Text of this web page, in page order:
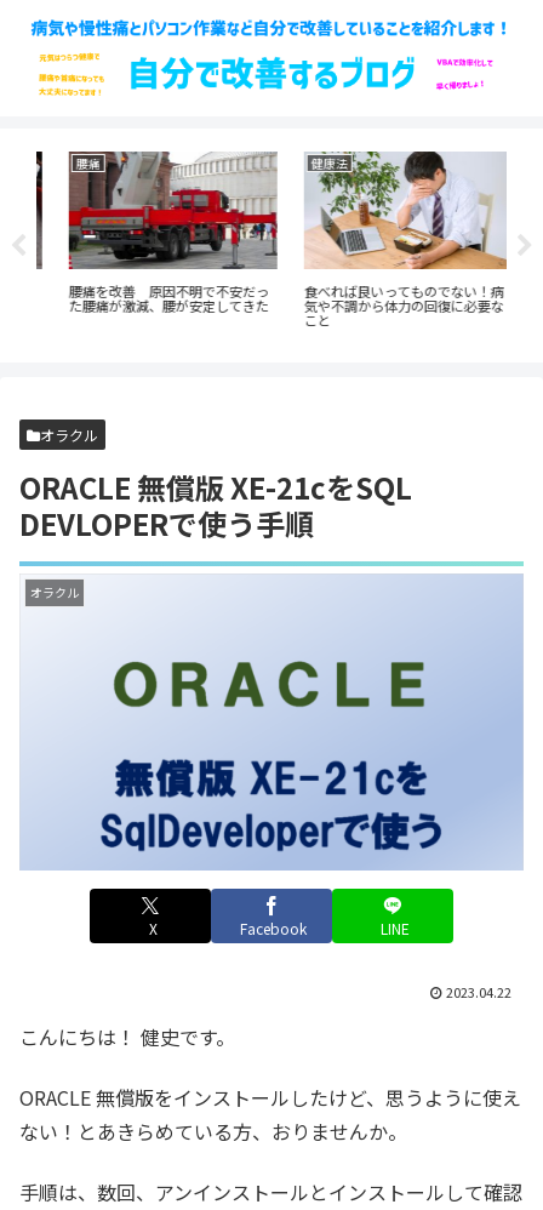
腰痛
腰痛を改善 原因不明で不安だっ
た腰痛が激減、腰が安定してきた
健康法
食べれば良いってものでない！病
気や不調から体力の回復に必要な
こと
オラクル
ORACLE 無償版 XE-21cをSQL
DEVLOPERで使う手順
オラクル
X Facebook LINE
2023.04.22
こんにちは！ 健史です。
ORACLE 無償版をインストールしたけど、思うように使え
ない！とあきらめている方、おりませんか。
手順は、数回、アンインストールとインストールして確認